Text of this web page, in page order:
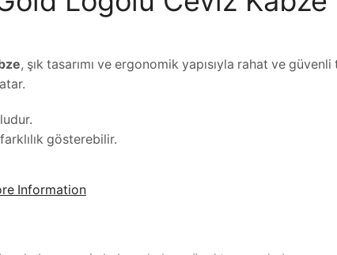
, şık tasarımı ve ergonomik yapısıyla rahat ve
gösterebilir.
Information